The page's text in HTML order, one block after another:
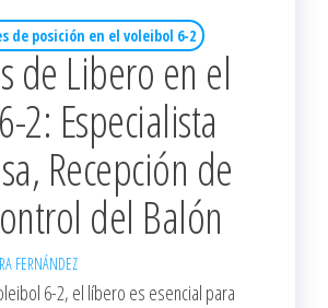
de posición en el voleibol 6-2
de Libero en el
2: Especialista
Recepción de
del Balón
FERNÁNDEZ
6-2, el líbero es esencial para